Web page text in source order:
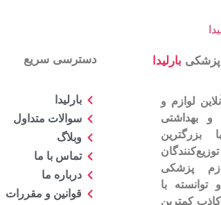
پزشکی بارلیدا
لوازم و
و بهداشتی
بزرگترین
پزشکی
با
کمترین
دسترسی سریع
بارلیدا
سوالات متداول
وبلاگ
تماس با ما
درباره ما
قوانین و مقررات